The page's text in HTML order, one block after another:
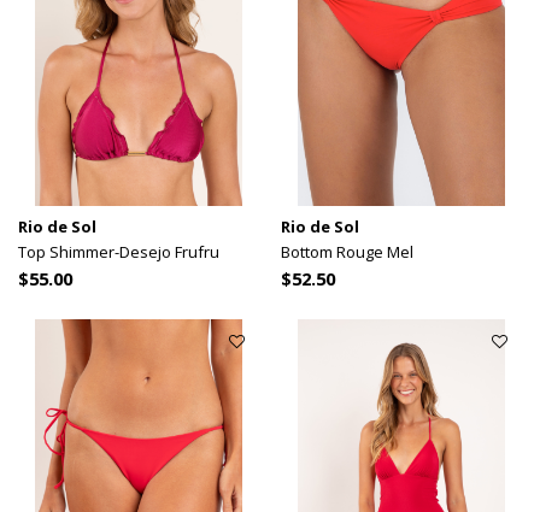
Rio de Sol
Top Shimmer-Desejo Frufru
$55.00
Rio de Sol
Bottom Rouge Mel
$52.50